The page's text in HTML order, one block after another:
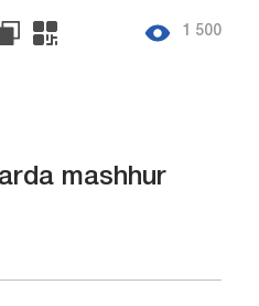
1 500
mashhur